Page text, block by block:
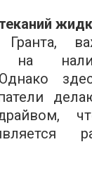
на
драйвом,